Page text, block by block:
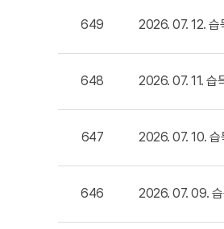
649 2026. 07. 12. 습
648 2026. 07. 11. 습
647 2026. 07. 10. 습
646 2026. 07. 09. 습